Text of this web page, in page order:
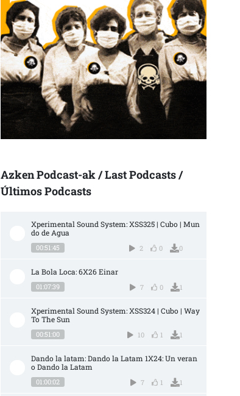
Azken Podcast-ak / Last Podcasts /
Últimos Podcasts
Xperimental Sound System: XSS325 | Cubo | Mun
do de Agua
00:51:45 2 0 0
La Bola Loca: 6X26 Einar
01:07:39 7 0 1
Xperimental Sound System: XSS324 | Cubo | Way
To The Sun
00:51:00 10 1 1
Dando la latam: Dando la Latam 1X24: Un veran
o Dando la Latam
01:00:02 7 1 1